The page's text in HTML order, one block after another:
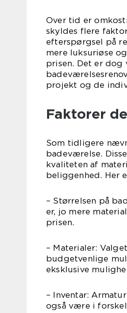
Over tid er
skyldes flere
efterspørgsel på
mere luksuriøse
prisen. Det er
projekt og de
Faktorer
Som tidligere
badeværelse.
kvaliteten af
beliggenhed. Her
– Størrelsen på
er, jo mere
prisen.
– Materialer:
budgetvenlige
eksklusive
– Inventar:
også være i